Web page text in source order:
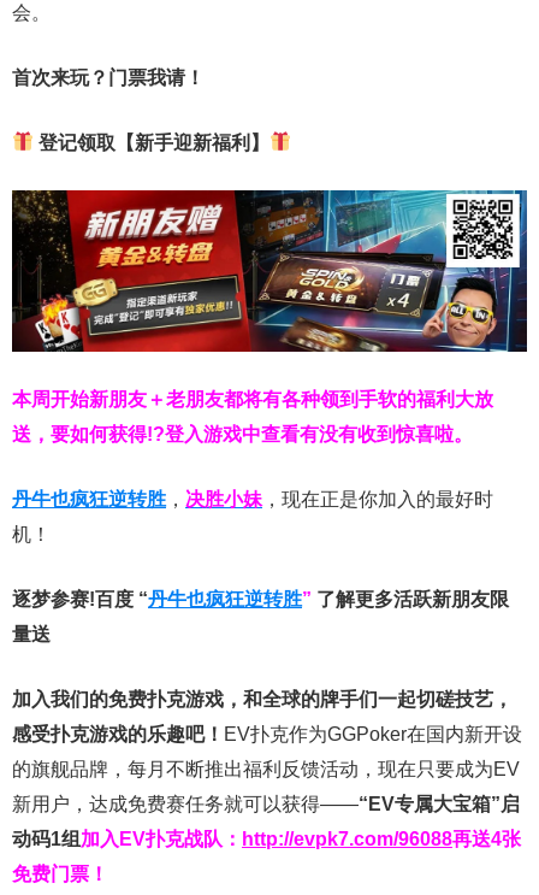
会。
首次来玩？门票我请！
登记领取【新手迎新福利】
本周开始新朋友＋老朋友都将有各种领到手软的福利大放
送，要如何获得!?登入游戏中查看有没有收到惊喜啦。
丹牛也疯狂逆转胜， 决胜小妹，现在正是你加入的最好时
机！
逐梦参赛!百度 “丹牛也疯狂逆转胜” 了解更多活跃新朋友限
量送
加入我们的免费扑克游戏，和全球的牌手们一起切磋技艺，
感受扑克游戏的乐趣吧！ EV扑克作为GGPoker在国内新开设
的旗舰品牌，每月不断推出福利反馈活动，现在只要成为EV
新用户，达成免费赛任务就可以获得——“EV专属大宝箱”启
动码1组加入EV扑克战队： http://evpk7.com/96088再送4张
免费门票！